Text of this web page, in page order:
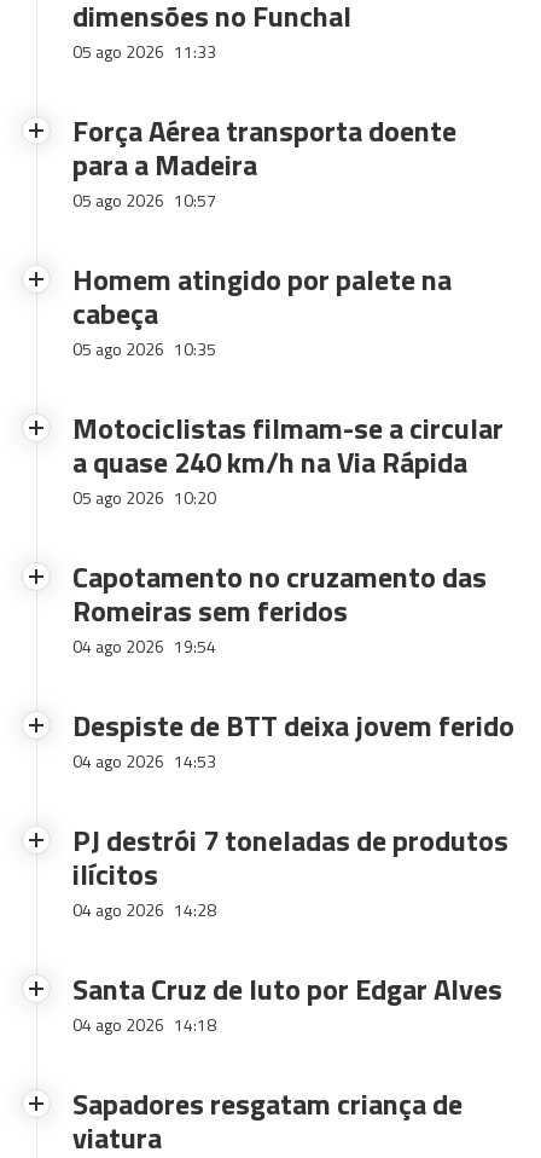
dimensões no Funchal
05 ago 2026 11:33
Força Aérea transporta doente
para a Madeira
05 ago 2026 10:57
Homem atingido por palete na
cabeça
05 ago 2026 10:35
Motociclistas filmam-se a circular
a quase 240 km/h na Via Rápida
05 ago 2026 10:20
Capotamento no cruzamento das
Romeiras sem feridos
04 ago 2026 19:54
Despiste de BTT deixa jovem ferido
04 ago 2026 14:53
PJ destrói 7 toneladas de produtos
ilícitos
04 ago 2026 14:28
Santa Cruz de luto por Edgar Alves
04 ago 2026 14:18
Sapadores resgatam criança de
viatura